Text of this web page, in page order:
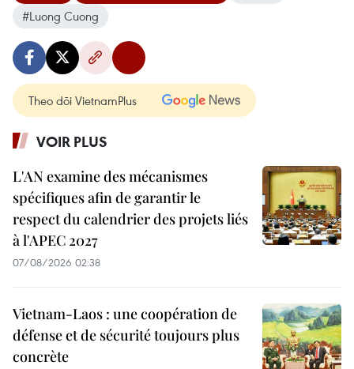
#Luong Cuong
Theo dõi VietnamPlus
VOIR PLUS
L'AN examine des mécanismes
spécifiques afin de garantir le
respect du calendrier des projets liés
à l'APEC 2027
07/08/2026 02:38
Vietnam-Laos : une coopération de
défense et de sécurité toujours plus
concrète